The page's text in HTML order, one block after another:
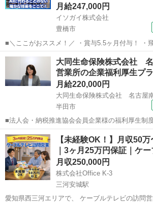
月給247,000円
イソガイ株式会社
豊橋市
■＼ここがおススメ！／ ・賞与5.5ヶ月付与！ ・
張りは賞与に還元！ ・無理な提案はせず お客
案型ルート営業」 ...
愛知 豊橋市 代理店営業
大同生命保険株式会社
営業所の企業福利厚生プ
月給220,000円
大同生命保険株式会社 名古屋
半田市
■法人会・納税推進協会会員企業様の福利厚生制
きなどをお任せします。 家庭訪問ではなく、会
と出向き、当社のお薦めするプランのご案内な
問や知人・友人への保険勧誘は一切あ...
愛知 半田市 代理店営業
【未経験OK！】月収50
｜3ヶ月25万円保証｜ケ
月収250,000円
株式会社Office K-3
三河安城駅
愛知県西三河エリアで、 ケーブルテレビの訪問